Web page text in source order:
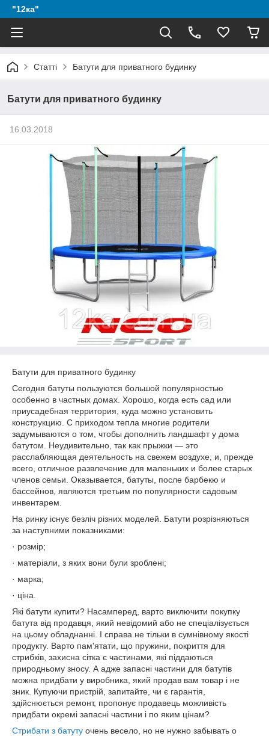
"12ка"
Статті Батути для приватного будинку
Батути для приватного будинку
16.03.2018
Батути для приватного будинку
Сегодня батуты пользуются большой популярностью
особенно в частных домах. Хорошо, когда есть сад или
приусадебная территория, куда можно установить
конструкцию. С приходом тепла многие родители
задумываются о том, чтобы дополнить ландшафт у дома
батутом. Неудивительно, так как прыжки — это
расслабляющая деятельность на свежем воздухе, и, прежде
всего, отличное развлечение для маленьких и более старых
членов семьи. Оказывается, батуты, после барбекю и
бассейнов, являются третьим по популярности садовым
инвентарем.
На ринку існує безліч різних моделей. Батути розрізняються
за наступними показниками:
· розмір;
· матеріали, з яких вони були зроблені;
· марка;
· ціна.
Які батути купити? Насамперед, варто виключити покупку
батута від продавця, який невідомий або не спеціалізується
на цьому обладнанні. І справа не тільки в сумнівному якості
продукту. Варто пам'ятати, що пружини, покриття для
стрибків, захисна сітка є частинами, які піддаються
природньому зносу. А адже запасні частини для батутів
можна придбати у виробника, який продав вам товар і не
зник. Купуючи пристрій, запитайте, чи є гарантія,
здійснюється ремонт, пропонує продавець можливість
придбати окремі запасні частини і по яким цінам?
Стрибати з батуту очень весело, но не нужно забывать о